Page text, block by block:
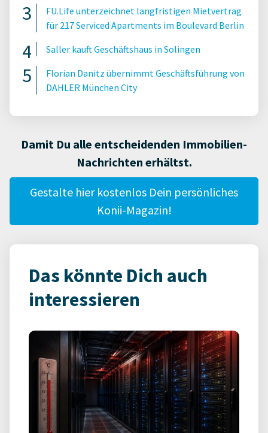
FU.Life unterzeichnet langfristigen Mietvertrag
für 217 Serviced Apartments im Boulevard Berlin
Saller kauft Geschäftshaus in Solingen
Florian Danitz übernimmt Geschäftsführung von
DAHLER München City
Damit Du alle entscheidenden Immobilien-
Nachrichten erhältst.
Gestalte hier kostenlos Dein persönliches
Konii-Magazin!
Das könnte Dich auch
interessieren